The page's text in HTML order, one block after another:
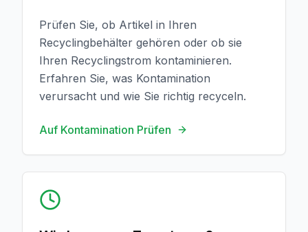
Prüfen Sie, ob Artikel in Ihren
Recyclingbehälter gehören oder ob sie
Ihren Recyclingstrom kontaminieren.
Erfahren Sie, was Kontamination
verursacht und wie Sie richtig recyceln.
Auf Kontamination Prüfen